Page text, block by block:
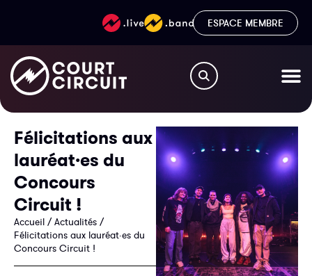
ESPACE MEMBRE
Félicitations aux
lauréat·es du
Concours
Circuit !
Accueil /Actualités /
Félicitations aux lauréat·es du
Concours Circuit !